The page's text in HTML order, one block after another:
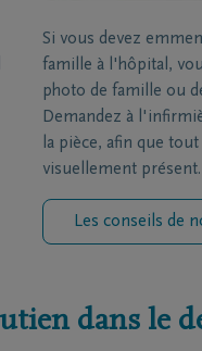
Si vous devez
famille à l'hôpital,
photo de famille ou
Demandez à
la pièce, afin que
visuellement présent.
Les conseils de
dans le